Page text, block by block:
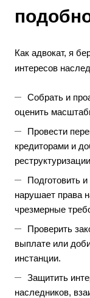
Как адвокат, я
интересов
Собрать и
оценить
Провести
кредиторами и
Подготовить
нарушает права
чрезмерные
Проверить
выплате или
инстанции.
Защитить
наследников,